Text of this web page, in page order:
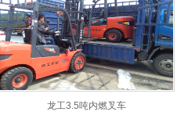
龙工3.5吨内燃叉车